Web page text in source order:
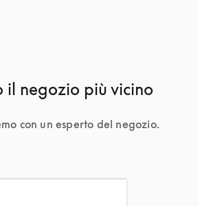
il negozio più vicino
con un esperto del negozio.